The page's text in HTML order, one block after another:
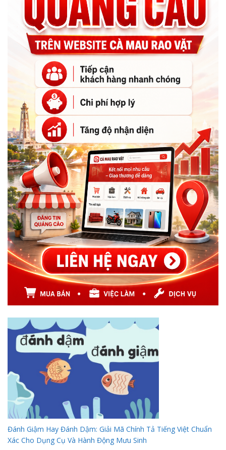
Đánh Giậm Hay Đánh Dậm: Giải Mã Chính Tả Tiếng Việt Chuẩn
Xác Cho Dụng Cụ Và Hành Động Mưu Sinh